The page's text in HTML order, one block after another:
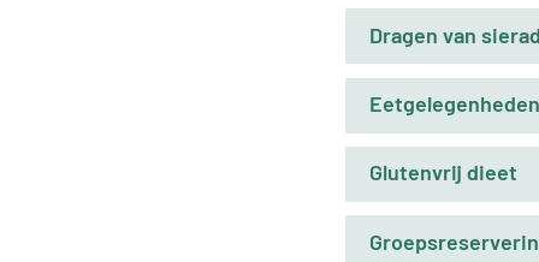
Dragen van
Eetgelegenheden
Glutenvrij dieet